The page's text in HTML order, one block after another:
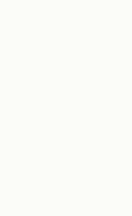
This charming,
rooms with a
The hotel is
able to discover
starting in the
Being close to
Evian baths,
health care of